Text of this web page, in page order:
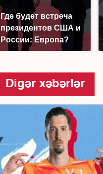
Где будет встреча
президентов США и
России: Европа?
Digər xəbərlər